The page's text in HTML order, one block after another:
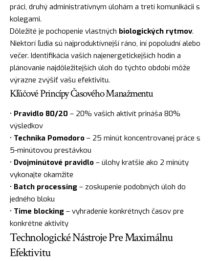
práci, druhý administratívnym úlohám a tretí komunikácii s
kolegami.
Dôležité je pochopenie vlastných biologických rytmov.
Niektorí ľudia sú najproduktívnejší ráno, iní popoludní alebo
večer. Identifikácia vašich najenergetickejších hodín a
plánovanie najdôležitejších úloh do týchto období môže
výrazne zvýšiť vašu efektivitu.
Kľúčové Princípy Časového Manažmentu
• Pravidlo 80/20 – 20% vašich aktivít prináša 80%
výsledkov
• Technika Pomodoro – 25 minút koncentrovanej práce s
5-minútovou prestávkou
• Dvojminútové pravidlo – úlohy kratšie ako 2 minúty
vykonajte okamžite
• Batch processing – zoskupenie podobných úloh do
jedného bloku
• Time blocking – vyhradenie konkrétnych časov pre
konkrétne aktivity
Technologické Nástroje Pre Maximálnu
Efektivitu